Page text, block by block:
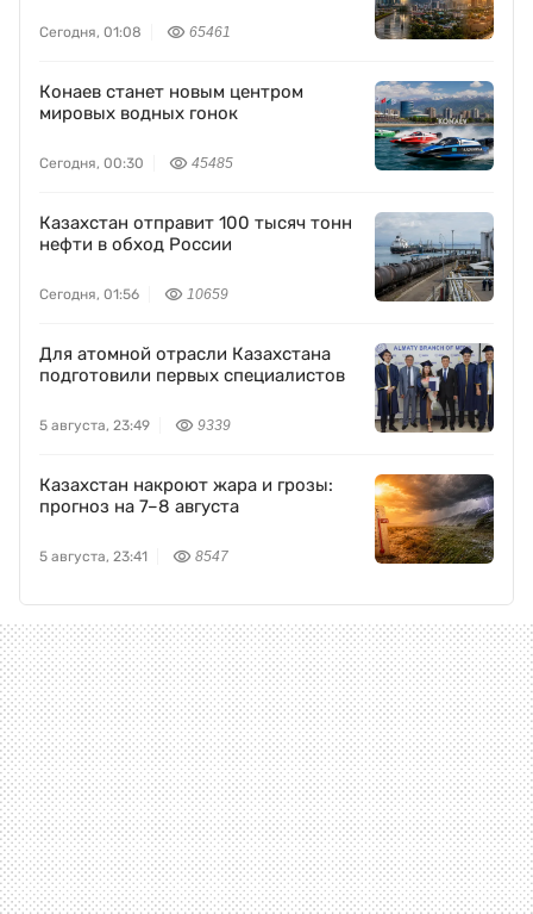
Сегодня, 01:08 65461
Конаев станет новым центром
мировых водных гонок
Сегодня, 00:30 45485
Казахстан отправит 100 тысяч тонн
нефти в обход России
Сегодня, 01:56 10659
Для атомной отрасли Казахстана
подготовили первых специалистов
5 августа, 23:49 9339
Казахстан накроют жара и грозы:
прогноз на 7–8 августа
5 августа, 23:41 8547